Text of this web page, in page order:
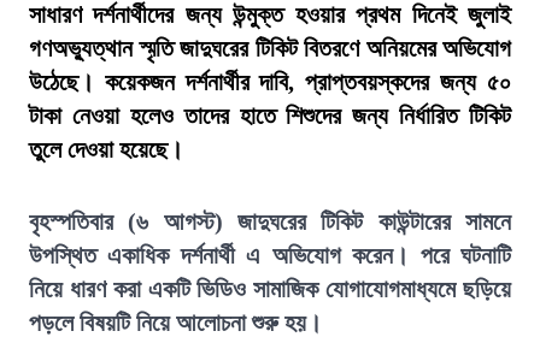
সাধারণ দর্শনার্থীদের জন্য উন্মুক্ত হওয়ার প্রথম দিনেই জুলাই
গণঅভ্যুত্থান স্মৃতি জাদুঘরের টিকিট বিতরণে অনিয়মের অভিযোগ
উঠেছে। কয়েকজন দর্শনার্থীর দাবি, প্রাপ্তবয়স্কদের জন্য ৫০
টাকা নেওয়া হলেও তাদের হাতে শিশুদের জন্য নির্ধারিত টিকিট
তুলে দেওয়া হয়েছে।
বৃহস্পতিবার (৬ আগস্ট) জাদুঘরের টিকিট কাউন্টারের সামনে
উপস্থিত একাধিক দর্শনার্থী এ অভিযোগ করেন। পরে ঘটনাটি
নিয়ে ধারণ করা একটি ভিডিও সামাজিক যোগাযোগমাধ্যমে ছড়িয়ে
পড়লে বিষয়টি নিয়ে আলোচনা শুরু হয়।